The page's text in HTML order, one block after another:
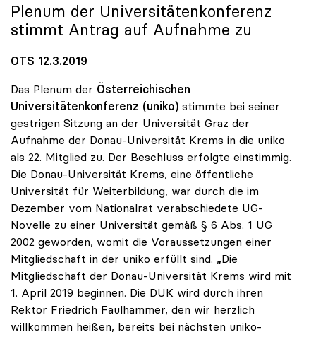
Plenum der Universitätenkonferenz
stimmt Antrag auf Aufnahme zu
OTS 12.3.2019
Das Plenum der Österreichischen
Universitätenkonferenz (uniko) stimmte bei seiner
gestrigen Sitzung an der Universität Graz der
Aufnahme der Donau-Universität Krems in die uniko
als 22. Mitglied zu. Der Beschluss erfolgte einstimmig.
Die Donau-Universität Krems, eine öffentliche
Universität für Weiterbildung, war durch die im
Dezember vom Nationalrat verabschiedete UG-
Novelle zu einer Universität gemäß § 6 Abs. 1 UG
2002 geworden, womit die Voraussetzungen einer
Mitgliedschaft in der uniko erfüllt sind. „Die
Mitgliedschaft der Donau-Universität Krems wird mit
1. April 2019 beginnen. Die DUK wird durch ihren
Rektor Friedrich Faulhammer, den wir herzlich
willkommen heißen, bereits bei nächsten uniko-